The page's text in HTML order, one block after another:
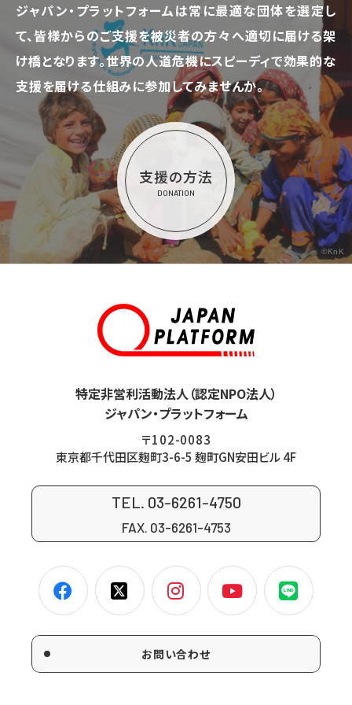
ジャパン・プラットフォームは常に最適な団体を選定し
て、皆様からのご支援を被災者の方々へ適切に届ける架
け橋となります。世界の人道危機にスピーディで効果的な
支援を届ける仕組みに参加してみませんか。
支援の方法
DONATION
©KnK
特定非営利活動法人（認定NPO法人）
ジャパン・プラットフォーム
〒102-0083
東京都千代田区麹町3-6-5 麹町GN安田ビル 4F
TEL. 03-6261-4750
FAX. 03-6261-4753
お問い合わせ